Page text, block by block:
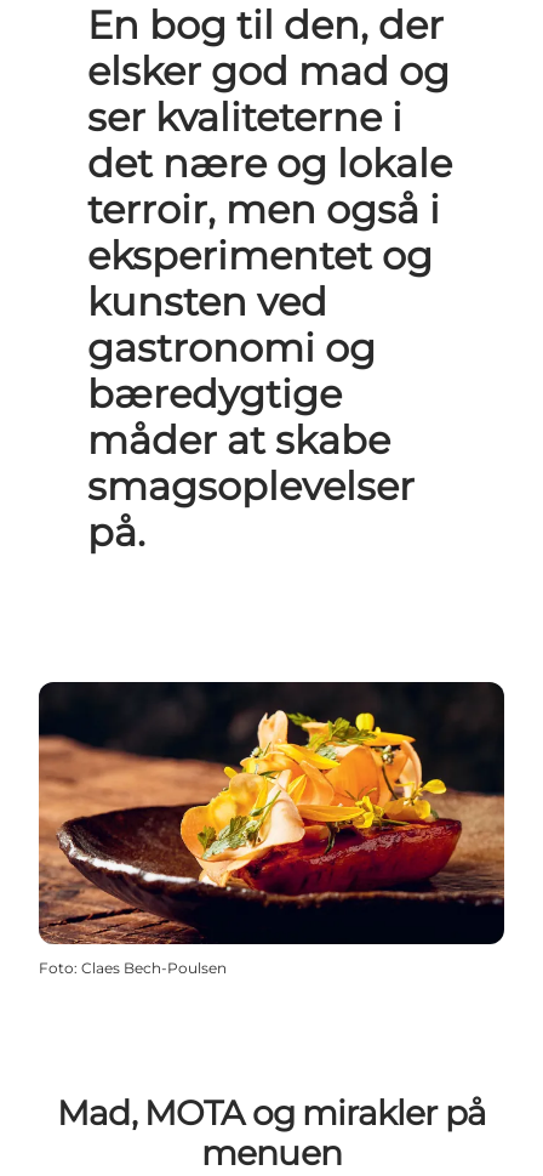
En bog til den, der
elsker god mad og
ser kvaliteterne i
det nære og lokale
terroir, men også i
eksperimentet og
kunsten ved
gastronomi og
bæredygtige
måder at skabe
smagsoplevelser
på.
Foto: Claes Bech-Poulsen
Mad, MOTA og mirakler på
menuen